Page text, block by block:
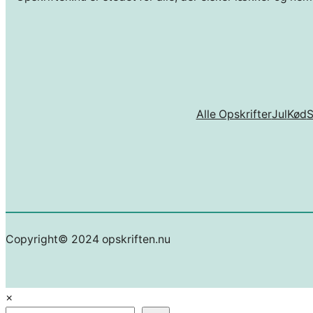
Alle OpskrifterJulKød
Copyright© 2024 opskriften.nu
×